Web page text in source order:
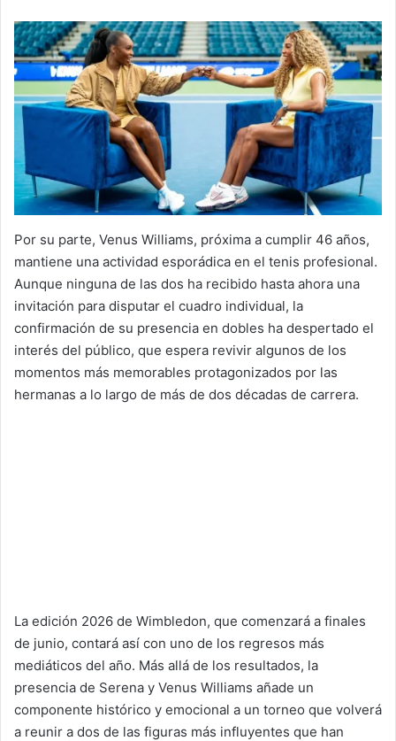
Por su parte, Venus Williams, próxima a cumplir 46 años,
mantiene una actividad esporádica en el tenis profesional.
Aunque ninguna de las dos ha recibido hasta ahora una
invitación para disputar el cuadro individual, la
confirmación de su presencia en dobles ha despertado el
interés del público, que espera revivir algunos de los
momentos más memorables protagonizados por las
hermanas a lo largo de más de dos décadas de carrera.
La edición 2026 de Wimbledon, que comenzará a finales
de junio, contará así con uno de los regresos más
mediáticos del año. Más allá de los resultados, la
presencia de Serena y Venus Williams añade un
componente histórico y emocional a un torneo que volverá
a reunir a dos de las figuras más influyentes que han